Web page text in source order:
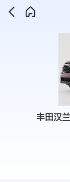
丰田汉